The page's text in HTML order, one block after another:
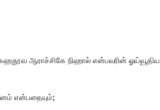
கஹதூவ ஆராச்சிகே நிஹால் என்பவரின்
என்பதையும்;